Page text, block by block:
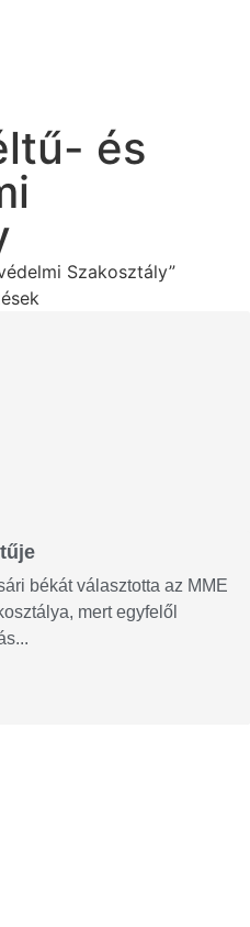
és
Szakosztály”
békát választotta az MME
mert egyfelől